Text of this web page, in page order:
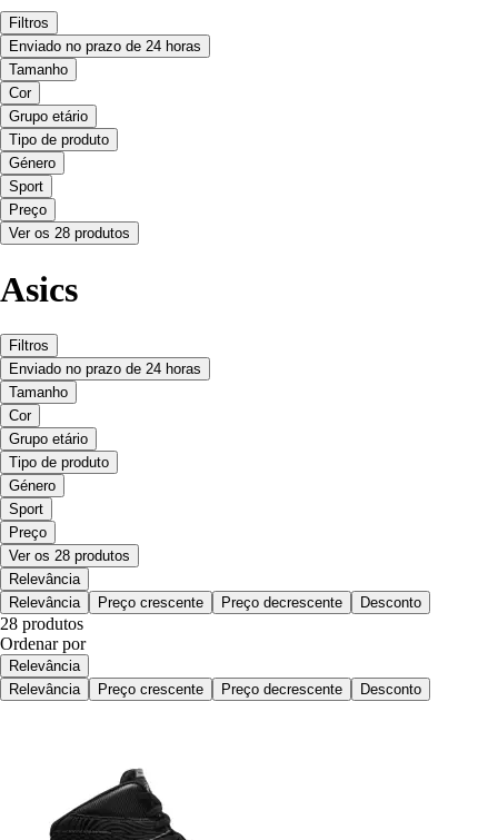
Filtros
Enviado no prazo de 24 horas
Tamanho
Cor
Grupo etário
Tipo de produto
Género
Sport
Preço
Ver os 28 produtos
Asics
Filtros
Enviado no prazo de 24 horas
Tamanho
Cor
Grupo etário
Tipo de produto
Género
Sport
Preço
Ver os 28 produtos
Relevância
Relevância
Preço crescente Preço decrescente Desconto
28 produtos
Ordenar por
Relevância
Relevância
Preço crescente Preço decrescente Desconto